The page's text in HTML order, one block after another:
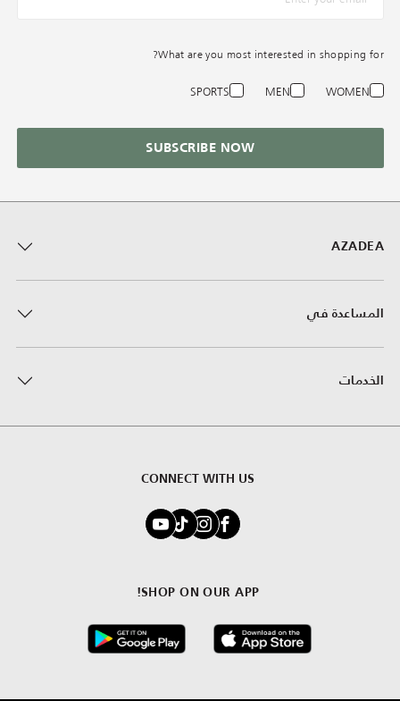
AZADEA
المساعدة في
الخدمات
CONNECT WITH US
SHOP ON OUR APP!
What are you most interested in shopping for?
WOMEN
MEN
SPORTS
SUBSCRIBE NOW